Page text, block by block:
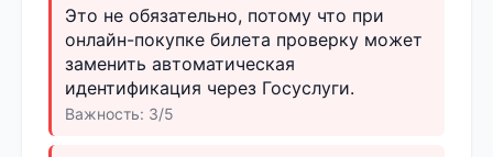
Это не обязательно, потому что при
онлайн-покупке билета проверку может
заменить автоматическая
идентификация через Госуслуги.
Важность: 3/5